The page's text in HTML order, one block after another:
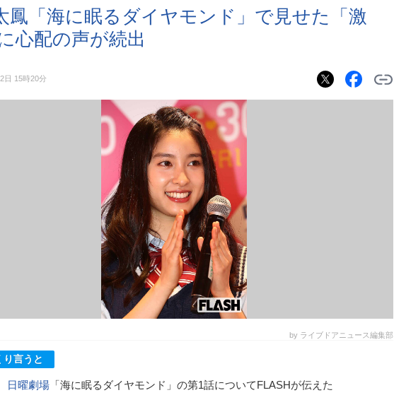
鳳「海に眠るダイヤモンド」で見せた「激
心配の声が続出
日 15時20分
by ライブドアニュース編集部
り言うと
日曜劇場 「海に眠るダイヤモンド」の第1話についてFLASHが伝えた